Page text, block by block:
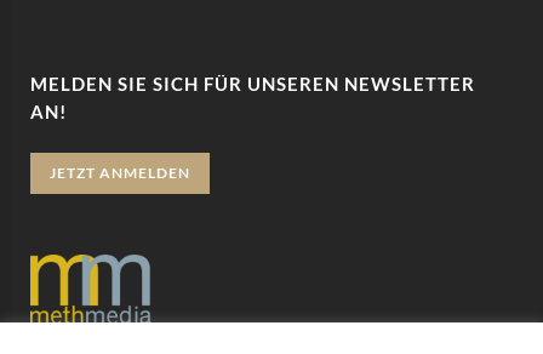
MELDEN SIE SICH FÜR UNSEREN NEWSLETTER
AN!
JETZT ANMELDEN